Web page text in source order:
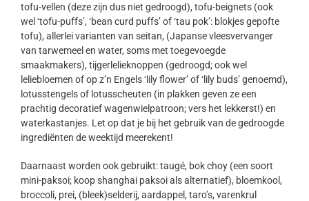
tofu-vellen (deze zijn dus niet gedroogd), tofu-beignets (ook
wel ‘tofu-puffs’, ‘bean curd puffs’ of ‘tau pok’: blokjes gepofte
tofu), allerlei varianten van seitan, (Japanse vleesvervanger
van tarwemeel en water, soms met toegevoegde
smaakmakers), tijgerlelieknoppen (gedroogd; ook wel
leliebloemen of op z’n Engels ‘lily flower’ of ‘lily buds’ genoemd),
lotusstengels of lotusscheuten (in plakken geven ze een
prachtig decoratief wagenwielpatroon; vers het lekkerst!) en
waterkastanjes. Let op dat je bij het gebruik van de gedroogde
ingrediënten de weektijd meerekent!
Daarnaast worden ook gebruikt: taugé, bok choy (een soort
mini-paksoi; koop shanghai paksoi als alternatief), bloemkool,
broccoli, prei, (bleek)selderij, aardappel, taro’s, varenkrul